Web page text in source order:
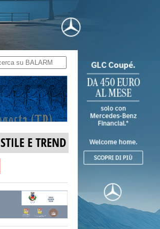
STILE E TREND